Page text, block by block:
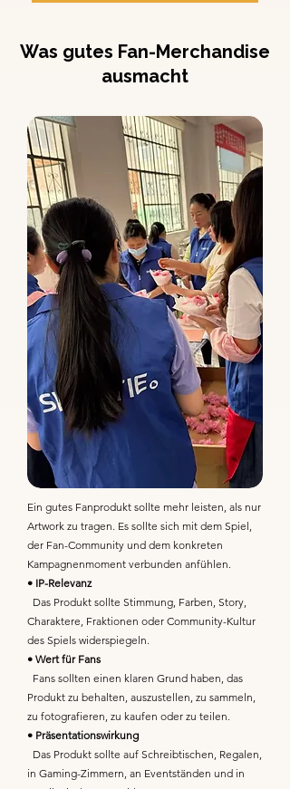
Was gutes Fan-Merchandise
ausmacht
Ein gutes Fanprodukt sollte mehr leisten, als nur
Artwork zu tragen. Es sollte sich mit dem Spiel,
der Fan-Community und dem konkreten
Kampagnenmoment verbunden anfühlen.
• IP-Relevanz
Das Produkt sollte Stimmung, Farben, Story,
Charaktere, Fraktionen oder Community-Kultur
des Spiels widerspiegeln.
• Wert für Fans
Fans sollten einen klaren Grund haben, das
Produkt zu behalten, auszustellen, zu sammeln,
zu fotografieren, zu kaufen oder zu teilen.
• Präsentationswirkung
Das Produkt sollte auf Schreibtischen, Regalen,
in Gaming-Zimmern, an Eventständen und in